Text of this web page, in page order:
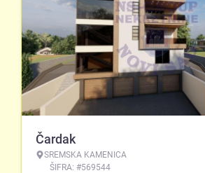
Čardak
SREMSKA KAMENICA
ŠIFRA: #569544